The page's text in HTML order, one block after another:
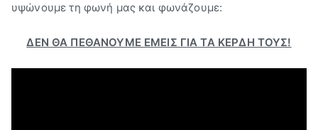
υψώνουμε τη φωνή μας και φωνάζουμε:
ΔΕΝ ΘΑ ΠΕΘΑΝΟΥΜΕ ΕΜΕΙΣ ΓΙΑ ΤΑ ΚΕΡΔΗ ΤΟΥΣ!